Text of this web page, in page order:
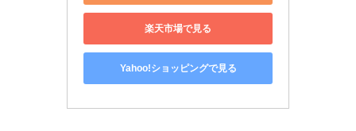
楽天市場で見る
Yahoo!ショッピングで見る